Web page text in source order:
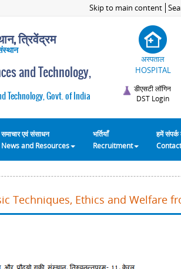
Skip to main content
त्रिवेंद्रम
and Technology,
Technology, Govt. of India
अस्पताल
HOSPITAL
डीएसटी लॉगिन
DST Login
समाचार एवं संसाधन
News and Resources
भर्तियाँ
Recruitment
हमें
Techniques, Ethics and Welfare